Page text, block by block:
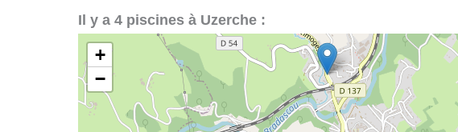
Il y a 4 piscines à Uzerche :
+
−